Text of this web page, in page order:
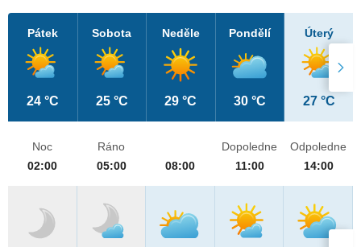
Pátek
24 °C
Sobota
25 °C
Neděle
29 °C
Pondělí
30 °C
Úterý
27 °C
Noc
02:00
Ráno
05:00
08:00
Dopoledne
11:00
Odpoledne
14:00